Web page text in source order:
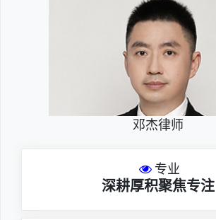
邓杰律师
专业
深耕厚积聚焦专注